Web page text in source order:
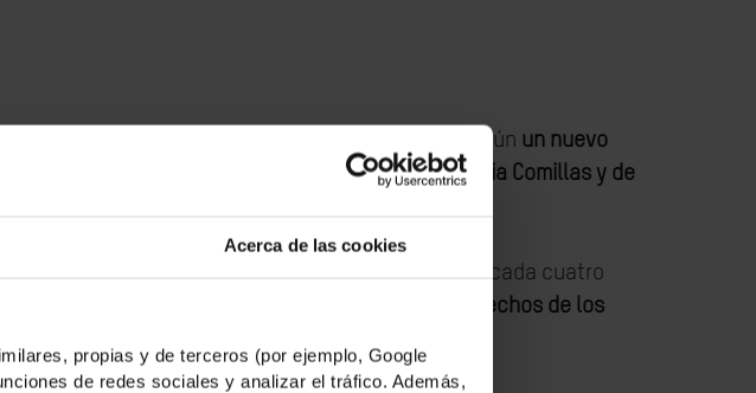
Acerca de las cookies
propias y de terceros (por ejemplo, Google
de redes sociales y analizar el tráfico. Además,
de trabajadoras y trabajadores migrantes, según un nuevo
Migraciones (IUEM) de la Universidad Pontificia Comillas y de
Según las últimas estadísticas, son una de cada cuatro
subraya una
violación sistémica de los derechos de los